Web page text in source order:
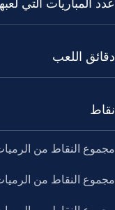
دقائق اللعب
نقاط
مجموع النقاط من الرميات
مجموع النقاط من الرميات